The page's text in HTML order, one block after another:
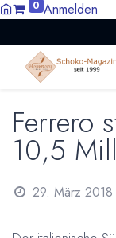
0 Anmelden
Ferrero
10,5
29. März 2018